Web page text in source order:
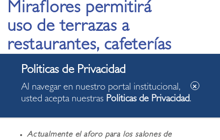
Miraflores permitirá
uso de terrazas a
restaurantes, cafeterías
y afines ante límites de
aforo
Actualmente el aforo para los salones de
Al navegar en nuestro portal institucional,
usted acepta nuestras Politicas de Privacidad.